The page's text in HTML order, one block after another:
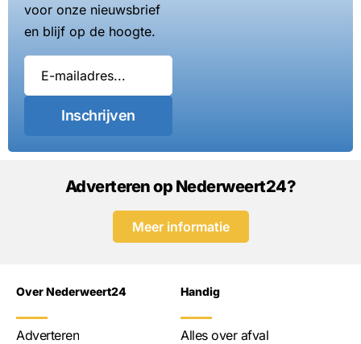
voor onze nieuwsbrief
en blijf op de hoogte.
Inschrijven
Adverteren op Nederweert24?
Meer informatie
Over Nederweert24
Adverteren
Handig
Alles over afval